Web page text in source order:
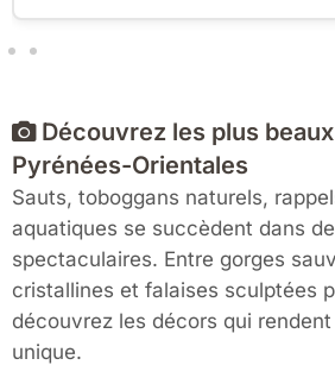
Découvrez les plus
Pyrénées-Orientales
Sauts, toboggans naturels,
aquatiques se succèdent dans
spectaculaires. Entre gorges
cristallines et falaises sculptées
découvrez les décors qui
unique.